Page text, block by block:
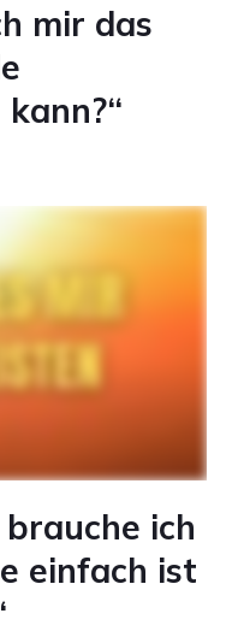
mir das
brauche ich
einfach ist